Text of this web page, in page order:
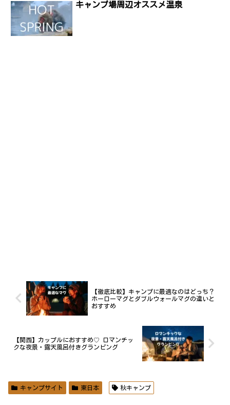
キャンプ場周辺オススメ温泉
【徹底比較】キャンプに最適なのはどっち？
ホーローマグとダブルウォールマグの違いと
おすすめ
【関西】カップルにおすすめ♡ ロマンチッ
クな夜景・露天風呂付きグランピング
キャンプサイト 東日本 秋キャンプ